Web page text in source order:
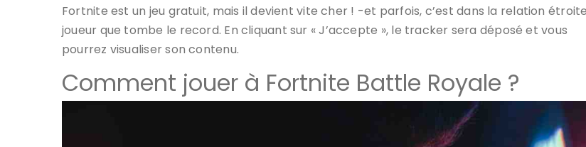
Fortnite est un jeu gratuit, mais il devient vite cher ! -et parfois, c’est dans la relation
joueur que tombe le record. En cliquant sur « J’accepte », le tracker sera déposé et vous
pourrez visualiser son contenu.
Comment jouer à Fortnite Battle Royale ?